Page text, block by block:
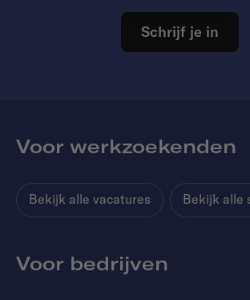
Schrijf je in
Voor werkzoekenden
Bekijk alle vacatures Bekijk alle
Voor bedrijven